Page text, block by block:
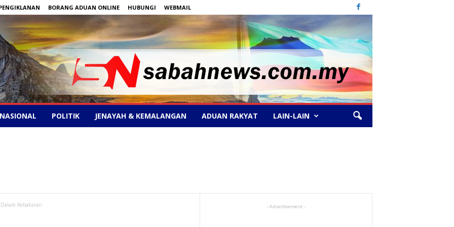
BORANG ADUAN ONLINE HUBUNGI WEBMAIL
POLITIK JENAYAH & KEMALANGAN ADUAN RAKYAT LAIN-LAIN
Kebakaran - Advertisement -